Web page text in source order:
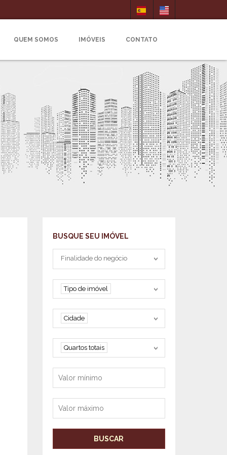
QUEM SOMOS IMÓVEIS CONTATO
BUSQUE SEU IMÓVEL
Tipo negociação
Finalidade do negócio
Tipo de imóvel
Tipo de imóvel
Cidade
Cidade
Quartos
Quartos totais
Valor mínimo
Valor máximo
BUSCAR